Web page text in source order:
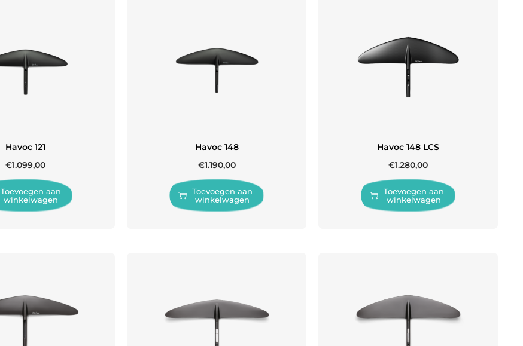
Havoc 121
€1.099,00
Toevoegen aan
winkelwagen
Havoc 148
€1.190,00
Toevoegen aan
winkelwagen
Havoc 148 LCS
€1.280,00
Toevoegen aan
winkelwagen